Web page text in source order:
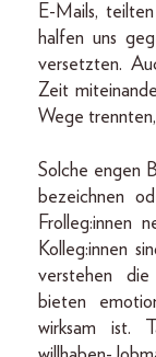
E-Mails,
halfen uns
versetzten.
Zeit
Wege
Solche engen
bezeichnen
Frolleg:innen
Kolleg:innen
verstehen
bieten
wirksam ist.